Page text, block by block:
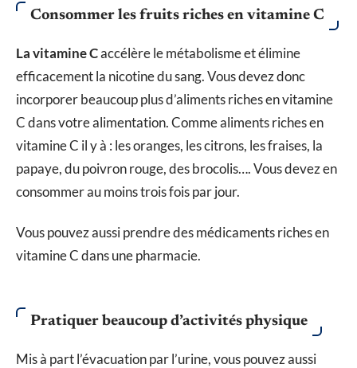
Consommer les fruits riches en vitamine C
La vitamine Caccélère le métabolisme et élimine
efficacement la nicotine du sang. Vous devez donc
incorporer beaucoup plus d’aliments riches en vitamine
C dans votre alimentation. Comme aliments riches en
vitamine C il y à : les oranges, les citrons, les fraises, la
papaye, du poivron rouge, des brocolis…. Vous devez en
consommer au moins trois fois par jour.
Vous pouvez aussi prendre des médicaments riches en
vitamine C dans une pharmacie.
Pratiquer beaucoup d’activités physique
Mis à part l’évacuation par l’urine, vous pouvez aussi